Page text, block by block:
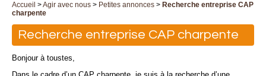
Accueil >Agir avec nous > Petites annonces > Recherche entreprise CAP
charpente
Recherche entreprise CAP charpente
Bonjour à toustes,